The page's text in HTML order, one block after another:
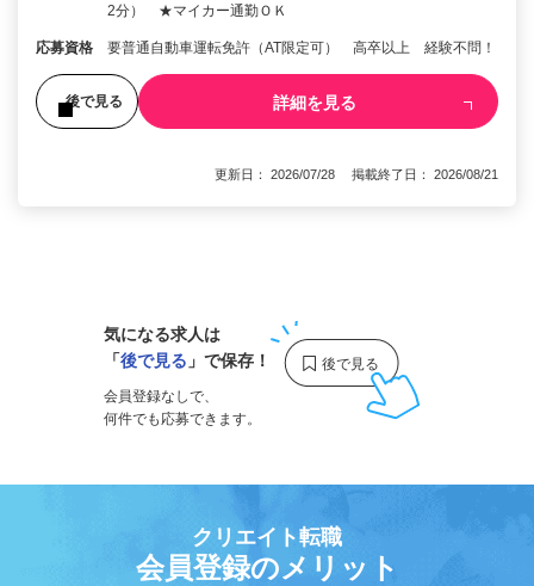
2分） ★マイカー通勤ＯＫ
応募資格 要普通自動車運転免許（AT限定可） 高卒以上 経験不問！
後で見る 詳細を見る
更新日： 2026/07/28 掲載終了日： 2026/08/21
気になる求人は
「後で見る 」で保存！
会員登録なしで、
何件でも応募できます。
クリエイト転職
会員登録のメリット